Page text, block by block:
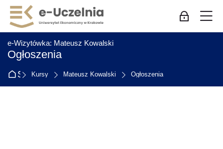
Skip to navigation
Skip to login form
Przejdź do głównej zawartości
Skip to accessibility options
Skip to footer
Skip accessibility options
Zaloguj
e-Wizytówka: Mateusz Kowalski
Ogłoszenia
Strona główna
Kursy Mateusz Kowalski Ogłoszenia